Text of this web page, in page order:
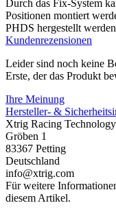
Durch das Fix-System
Positionen montiert
PHDS hergestellt
Kundenrezensionen
Leider sind noch keine
Erste, der das Produkt
Ihre Meinung
Hersteller- &
Xtrig Racing
Gröben 1
83367 Petting
Deutschland
info@xtrig.com
Für weitere
diesem Artikel.